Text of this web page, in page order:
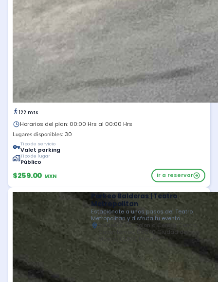
122 mts
Horarios del plan: 00:00 Hrs al 00:00 Hrs
Lugares disponibles: 30
Tipo de servicio
Valet parking
Tipo de lugar
Público
$259.00 MXN Ir a reservar
Parkeo Balderas | Teatro
Metropolitan
Estaciónate a unos pasos del Teatro
Metropolitan y disfruta tu evento
Balderas 39, Colonia Centro, Centro,
Cuauhtémoc, 06040 Ciudad de
México, CDMX, México